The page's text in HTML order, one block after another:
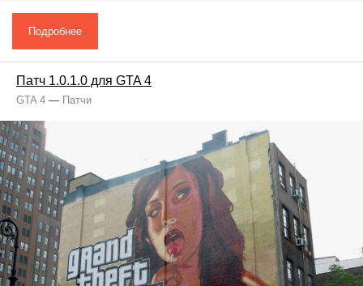
Подробнее
Патч 1.0.1.0 для GTA 4
GTA 4 — Патчи